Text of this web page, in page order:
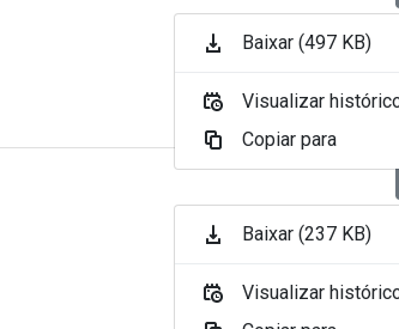
Baixar (497 KB)
Visualizar
Copiar para
Baixar (237 KB)
Visualizar